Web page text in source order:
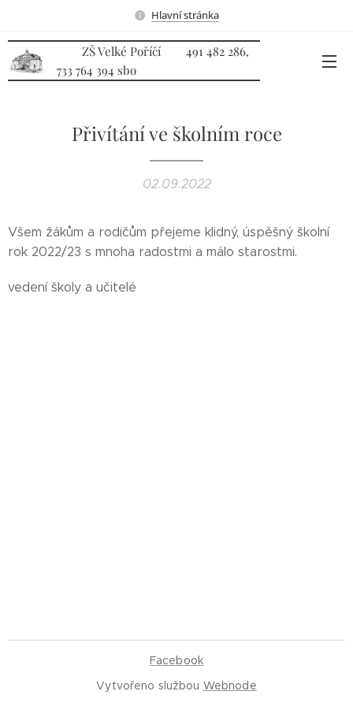
Hlavní stránka
ZŠ Velké Poříčí 491 482 286,
733 764 394 sbo
Přivítání ve školním roce
02.09.2022
Všem žákům a rodičům přejeme klidný, úspěšný školní
rok 2022/23 s mnoha radostmi a málo starostmi.
vedení školy a učitelé
Facebook
Vytvořeno službou Webnode